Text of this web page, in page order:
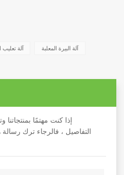
آلة تعليب آلة البيرة المعلبة
إذا كنت مهتمًا
التفاصيل ، فالرجاء ترك